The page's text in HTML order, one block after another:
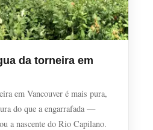
da torneira em
em Vancouver é mais pura,
do que a engarrafada —
a nascente do Rio Capilano.